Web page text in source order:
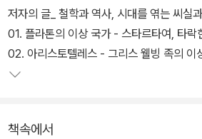
한 독자들이 쉽고 재미있게 철학과 역사를
는다.
각 장의 말미에는 '시대 속으로', '인물 속으
이 탐구할 수 있도록 하였다.
저자의 글_ 철학과 역사, 시대를 엮는 씨실
01. 플라톤의 이상 국가 - 스타르타여, 타락
02. 아리스토텔레스 - 그리스 웰빙 족의 이
책속에서